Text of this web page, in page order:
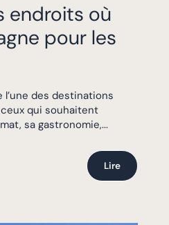
endroits où
pour les
l’une des destinations
qui souhaitent
sa gastronomie,...
Lire